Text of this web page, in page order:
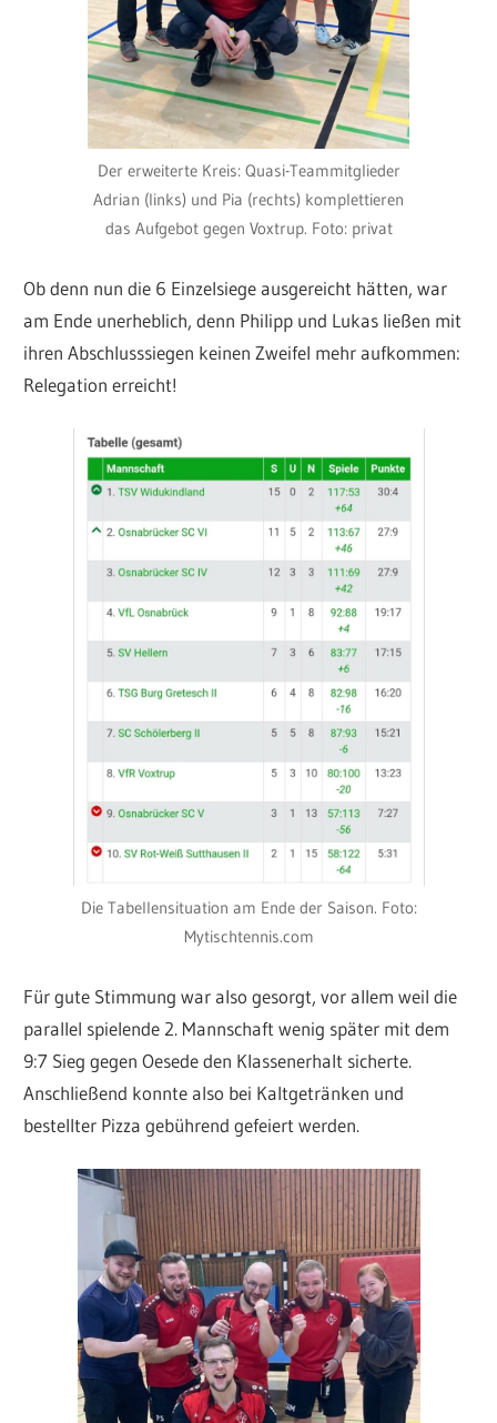
Der erweiterte Kreis: Quasi-Teammitglieder
Adrian (links) und Pia (rechts) komplettieren
das Aufgebot gegen Voxtrup. Foto: privat
Ob denn nun die 6 Einzelsiege ausgereicht hätten, war
am Ende unerheblich, denn Philipp und Lukas ließen mit
ihren Abschlusssiegen keinen Zweifel mehr aufkommen:
Relegation erreicht!
Die Tabellensituation am Ende der Saison. Foto:
Mytischtennis.com
Für gute Stimmung war also gesorgt, vor allem weil die
parallel spielende 2. Mannschaft wenig später mit dem
9:7 Sieg gegen Oesede den Klassenerhalt sicherte.
Anschließend konnte also bei Kaltgetränken und
bestellter Pizza gebührend gefeiert werden.